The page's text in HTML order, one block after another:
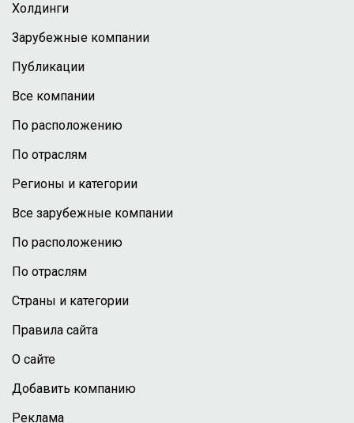
Холдинги
Зарубежные компании
Публикации
Все компании
По расположению
По отраслям
Регионы и категории
Все зарубежные компании
По расположению
По отраслям
Страны и категории
Правила сайта
О сайте
Добавить компанию
Реклама